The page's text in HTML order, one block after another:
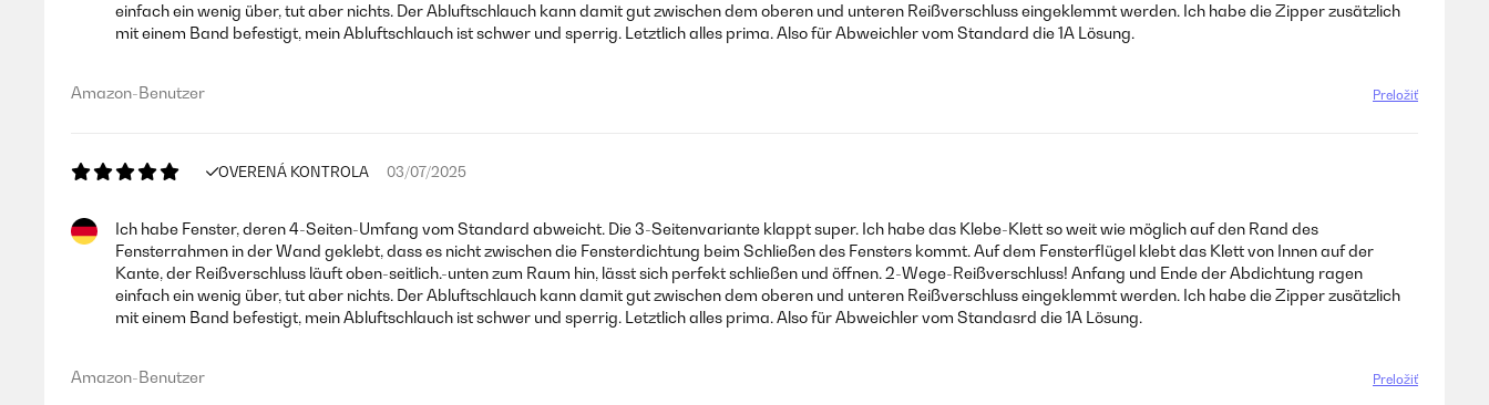
einfach ein wenig über, tut aber nichts. Der Abluftschlauch kann damit gut zwischen dem oberen und unteren Reißverschluss eingeklemmt werden. Ich habe die Zipper zusätzlich
mit einem Band befestigt, mein Abluftschlauch ist schwer und sperrig. Letztlich alles prima. Also für Abweichler vom Standard die 1A Lösung.
Amazon-Benutzer Preložiť
OVERENÁ KONTROLA 03/07/2025
Ich habe Fenster, deren 4-Seiten-Umfang vom Standard abweicht. Die 3-Seitenvariante klappt super. Ich habe das Klebe-Klett so weit wie möglich auf den Rand des
Fensterrahmen in der Wand geklebt, dass es nicht zwischen die Fensterdichtung beim Schließen des Fensters kommt. Auf dem Fensterflügel klebt das Klett von Innen auf der
Kante, der Reißverschluss läuft oben-seitlich.-unten zum Raum hin, lässt sich perfekt schließen und öffnen. 2-Wege-Reißverschluss! Anfang und Ende der Abdichtung ragen
einfach ein wenig über, tut aber nichts. Der Abluftschlauch kann damit gut zwischen dem oberen und unteren Reißverschluss eingeklemmt werden. Ich habe die Zipper zusätzlich
mit einem Band befestigt, mein Abluftschlauch ist schwer und sperrig. Letztlich alles prima. Also für Abweichler vom Standasrd die 1A Lösung.
Amazon-Benutzer Preložiť